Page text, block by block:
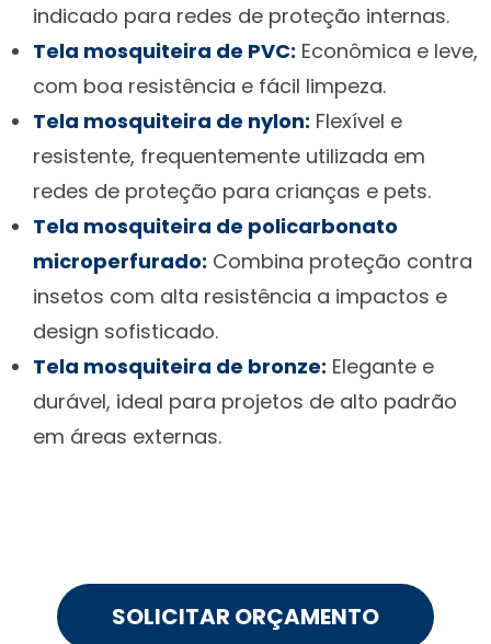
indicado para redes de proteção internas.
Tela mosquiteira de PVC: Econômica e leve,
com boa resistência e fácil limpeza.
Tela mosquiteira de nylon: Flexível e
resistente, frequentemente utilizada em
redes de proteção para crianças e pets.
Tela mosquiteira de policarbonato
microperfurado: Combina proteção contra
insetos com alta resistência a impactos e
design sofisticado.
Tela mosquiteira de bronze: Elegante e
durável, ideal para projetos de alto padrão
em áreas externas.
SOLICITAR ORÇAMENTO